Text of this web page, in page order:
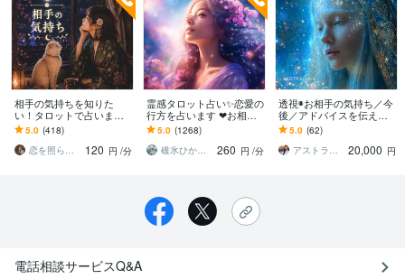
相手の気持ちを知りた
い！タロットで占います
相手の気持ちがわからな
い。そんな不安で動けな
いあなたへ
5.0 (418)
恋を照らす夜桜タロット＊桜夜 おはる
120 円 /分
霊感タロット占い✨恋愛の
行方を占います ❤︎お相手
の気持ち、相性、未来を
丁寧に視ます❤︎
5.0 (1268)
碓氷ひかり⭐️クレセントメッセンジャー
260 円 /分
透視◉お相手の気持ち／今
後／アドバイスを伝えま
す お相手のハイヤーセル
フと繋がり貴方へのメッ
セージを降ろします
5.0 (62)
アストラ・ルナ
20,000 円
電話相談サービスQ&A